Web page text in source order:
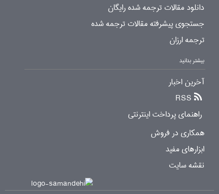
دانلود مقالات ترجمه شده رایگان
جستجوی پیشرفته مقالات ترجمه شده
ترجمه ارزان
بیشتر بدانید
آخرین اخبار
RSS
راهنمای پرداخت اینترنتی
همکاری در فروش
ابزارهای مفید
نقشه سایت